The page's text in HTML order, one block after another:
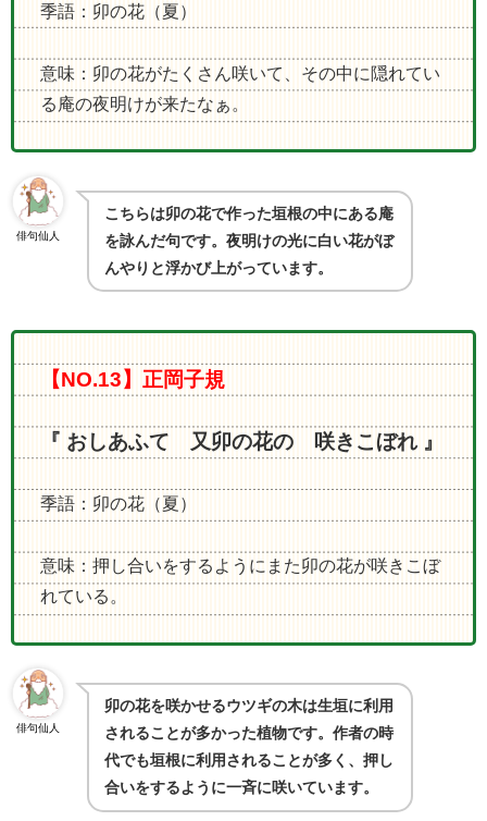
季語：卯の花（夏）
意味：卯の花がたくさん咲いて、その中に隠れてい
る庵の夜明けが来たなぁ。
俳句仙人
こちらは卯の花で作った垣根の中にある庵
を詠んだ句です。夜明けの光に白い花がぼ
んやりと浮かび上がっています。
【NO.13】正岡子規
『 おしあふて 又卯の花の 咲きこぼれ 』
季語：卯の花（夏）
意味：押し合いをするようにまた卯の花が咲きこぼ
れている。
俳句仙人
卯の花を咲かせるウツギの木は生垣に利用
されることが多かった植物です。作者の時
代でも垣根に利用されることが多く、押し
合いをするように一斉に咲いています。